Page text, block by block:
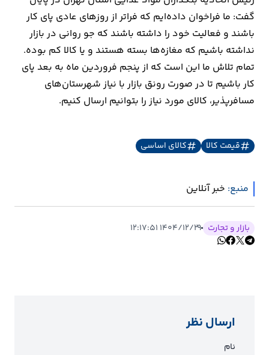
گفت: ما فراخوان داده‌ایم که فراتر از روزهای عادی پای کار
باشند و فعالیت خود را داشته باشند که جو روانی در بازار
نداشته باشیم که مغازه‌ها بسته هستند و یا کالا کم بوده.
تمام تلاش ما این است که از پنجم فروردین ماه به بعد پای
کار باشیم تا در صورت رونق بازار با نیاز شهرستان‌های
مسافرپذیر، کالای مورد نیاز را بتوانیم ارسال کنیم.
قیمت کالا کالای اساسی
منبع: خبر آنلاین
بازار و تجارت ۱۴۰۴/۱۲/۲۹ ۱۲:۱۷:۵۱
ارسال نظر
نام